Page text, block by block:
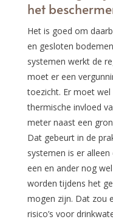
het
Het is goed om
en gesloten
systemen werkt de
moet er een
toezicht. Er moet
thermische invloed
meter naast een
Dat gebeurt in de
systemen is er
een en ander nog
worden tijdens het
mogen zijn. Dat zou
risico’s voor